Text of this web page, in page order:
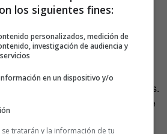
el copyright sobre sus obras.
a publicar los trabajos siempre
los siguientes fines:
personalizados, medición de
investigación de audiencia y
en un dispositivo y/o
tratarán y la información de tu